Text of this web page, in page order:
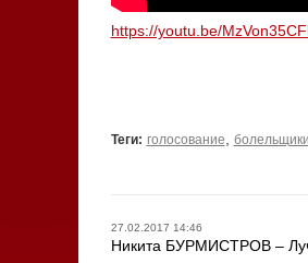
https://youtu.be/
Теги: голосование, болельщики
27.02.2017 14:46
Никита БУРМИСТРОВ –